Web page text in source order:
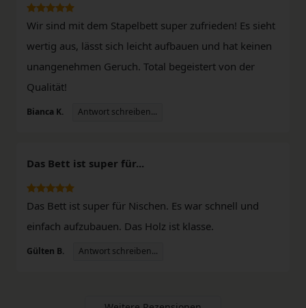
Wir sind mit dem Stapelbett super zufrieden! Es sieht
wertig aus, lässt sich leicht aufbauen und hat keinen
unangenehmen Geruch. Total begeistert von der
Qualität!
Bianca K. Antwort schreiben...
Das Bett ist super für...
Das Bett ist super für Nischen. Es war schnell und
einfach aufzubauen. Das Holz ist klasse.
Gülten B. Antwort schreiben...